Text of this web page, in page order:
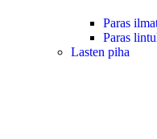
Paras
Paras
Lasten piha